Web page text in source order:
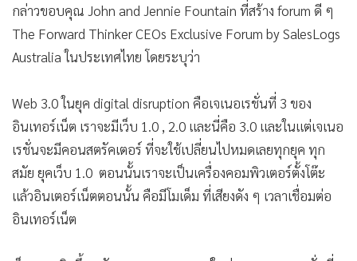
กล่าวขอบคุณ John and Jennie Fountain ที่สร้าง forum ดี ๆ
The Forward Thinker CEOs Exclusive Forum by SalesLogs
Australia ในประเทศไทย โดยระบุว่า
Web 3.0 ในยุค digital disruption คือเจเนอเรชั่นที่ 3 ของ
อินเทอร์เน็ต เราจะมีเว็บ 1.0 , 2.0 และนี่คือ 3.0 และในแต่เจเนอ
เรชั่นจะมีคอนสตรัคเตอร์ ที่จะใช้เปลี่ยนไปหมดเลยทุกยุค ทุก
สมัย ยุคเว็บ 1.0 ตอนนั้นเราจะเป็นเครื่องคอมพิวเตอร์ตั้งโต๊ะ
แล้วอินเตอร์เน็ตตอนนั้น คือมีโมเด็ม ที่เสียงดัง ๆ เวลาเชื่อมต่อ
อินเทอร์เน็ต